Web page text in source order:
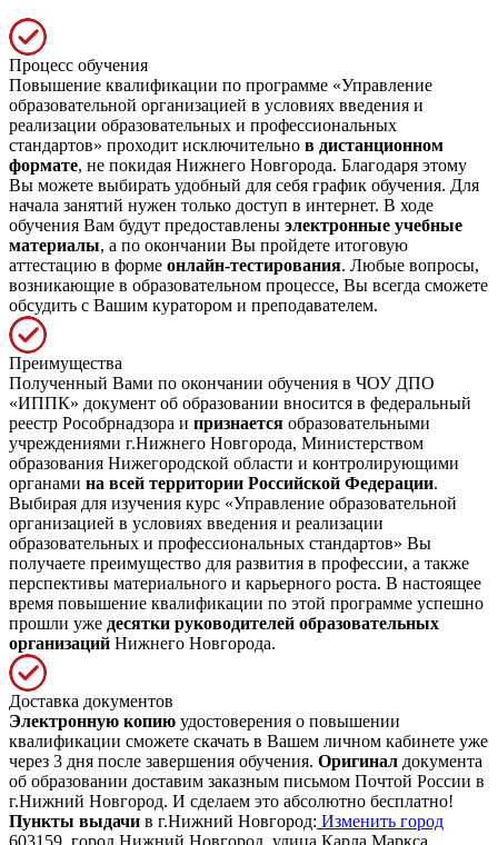
Процесс обучения
Повышение квалификации по программе «Управление
образовательной организацией в условиях введения и
реализации образовательных и профессиональных
стандартов» проходит исключительно в дистанционном
формате, не покидая Нижнего Новгорода. Благодаря этому
Вы можете выбирать удобный для себя график обучения. Для
начала занятий нужен только доступ в интернет. В ходе
обучения Вам будут предоставлены электронные учебные
материалы, а по окончании Вы пройдете итоговую
аттестацию в форме онлайн-тестирования. Любые вопросы,
возникающие в образовательном процессе, Вы всегда сможете
обсудить с Вашим куратором и преподавателем.
Преимущества
Полученный Вами по окончании обучения в ЧОУ ДПО
«ИППК» документ об образовании вносится в федеральный
реестр Рособрнадзора и признается образовательными
учреждениями г.Нижнего Новгорода, Министерством
образования Нижегородской области и контролирующими
органами на всей территории Российской Федерации.
Выбирая для изучения курс «Управление образовательной
организацией в условиях введения и реализации
образовательных и профессиональных стандартов» Вы
получаете преимущество для развития в профессии, а также
перспективы материального и карьерного роста. В настоящее
время повышение квалификации по этой программе успешно
прошли уже десятки руководителей образовательных
организаций Нижнего Новгорода.
Доставка документов
Электронную копию удостоверения о повышении
квалификации сможете скачать в Вашем личном кабинете уже
через 3 дня после завершения обучения. Оригинал документа
об образовании доставим заказным письмом Почтой России в
г.Нижний Новгород. И сделаем это абсолютно бесплатно!
Пункты выдачи в г.Нижний Новгород: Изменить город
603159, город Нижний Новгород, улица Карла Маркса